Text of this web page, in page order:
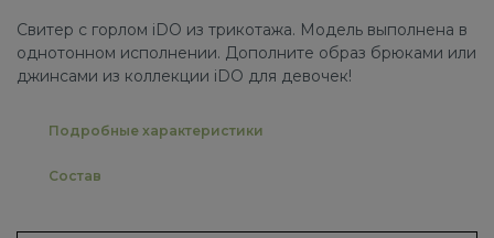
Свитер с горлом iDO из трикотажа. Модель выполнена в
однотонном исполнении. Дополните образ брюками или
джинсами из коллекции iDO для девочек!
Подробные характеристики
Состав